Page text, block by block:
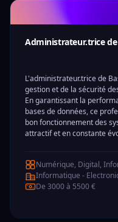
Administrateur.trice de
L'administrateur.trice de
gestion et de la sécurité
En garantissant la
bases de données, ce
bon fonctionnement des
attractif et en constante
Numérique, Digital,
Informatique -
De 3000 à 5500 €